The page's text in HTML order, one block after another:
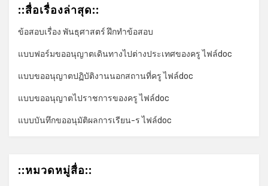
::สื่อเรื่องล่าสุด::
ข้อสอบเรื่อง พันธุศาสตร์ ฝึกทำข้อสอบ
แบบฟอร์มขออนุญาตเดินทางไปต่างประเทศของครู ไฟล์doc
แบบขออนุญาตปฏิบัติงานนอกสถานที่ครู ไฟล์doc
แบบขออนุญาตไปราชการของครู ไฟล์doc
แบบบันทึกขออนุมัติผลการเรียน-ร ไฟล์doc
::หมวดหมู่สื่อ::